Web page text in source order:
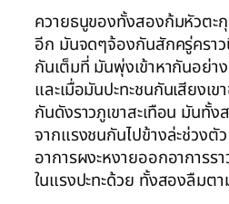
ควายธนูของทั้งสองก้มหัวตะ
อีก มันจดๆจ้องกันสักครู่คราว
กันเต็มที่ มันพุ่งเข้าหากันอย่า
และเมื่อมันปะทะชนกันเสียงเ
กันดังราวภูเขาสะเทือน มันทั้
จากแรงชนกันไปข้างล่ะช่วง
อาการผงะหงายออกอาการร
ในแรงปะทะด้วย ทั้งสองลืมต